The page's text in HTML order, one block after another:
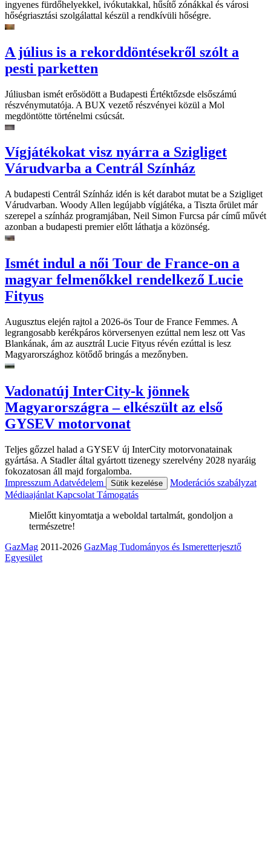
ingyenes fürdőhelyekkel, ivókutakkal, hűsítő zónákkal és városi
hőségriasztási szolgálattal készül a rendkívüli hőségre.
A július is a rekorddöntésekről szólt a
pesti parketten
Júliusban ismét erősödött a Budapesti Értéktőzsde elsőszámú
részvénymutatója. A BUX vezető részvényei közül a Mol
megdöntötte történelmi csúcsát.
Vígjátékokat visz nyárra a Szigliget
Várudvarba a Centrál Színház
A budapesti Centrál Színház idén is két darabot mutat be a Szigliget
Várudvarban. Woody Allen legújabb vígjátéka, a Tiszta őrület már
szerepel a színház programjában, Neil Simon Furcsa pár című művét
azonban a budapesti premier előtt láthatja a közönség.
Ismét indul a női Tour de France-on a
magyar felmenőkkel rendelkező Lucie
Fityus
Augusztus elején rajtol a 2026-ös Tour de France Femmes. A
legrangosabb kerékpáros körversenyen ezúttal nem lesz ott Vas
Blankának, ám az ausztrál Lucie Fityus révén ezúttal is lesz
Magyarországhoz kötődő bringás a mezőnyben.
Vadonatúj InterCity-k jönnek
Magyarországra – elkészült az első
GYSEV motorvonat
Teljes gőzzel halad a GYSEV új InterCity motorvonatainak
gyártása. A Stadler által gyártott tizenegy szerelvény 2028 nyaráig
fokozatosan áll majd forgalomba.
Impresszum Adatvédelem Sütik kezelése
Moderációs szabályzat
Médiaajánlat Kapcsolat Támogatás
Mielőtt kinyomtatja a weboldal tartalmát, gondoljon a
természetre!
GazMag 2011-2026 GazMag Tudományos és Ismeretterjesztő
Egyesület